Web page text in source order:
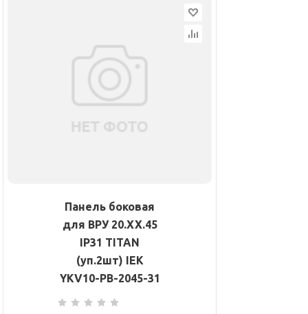
Панель боковая
для ВРУ 20.ХХ.45
IP31 TITAN
(уп.2шт) IEK
YKV10-PB-2045-31